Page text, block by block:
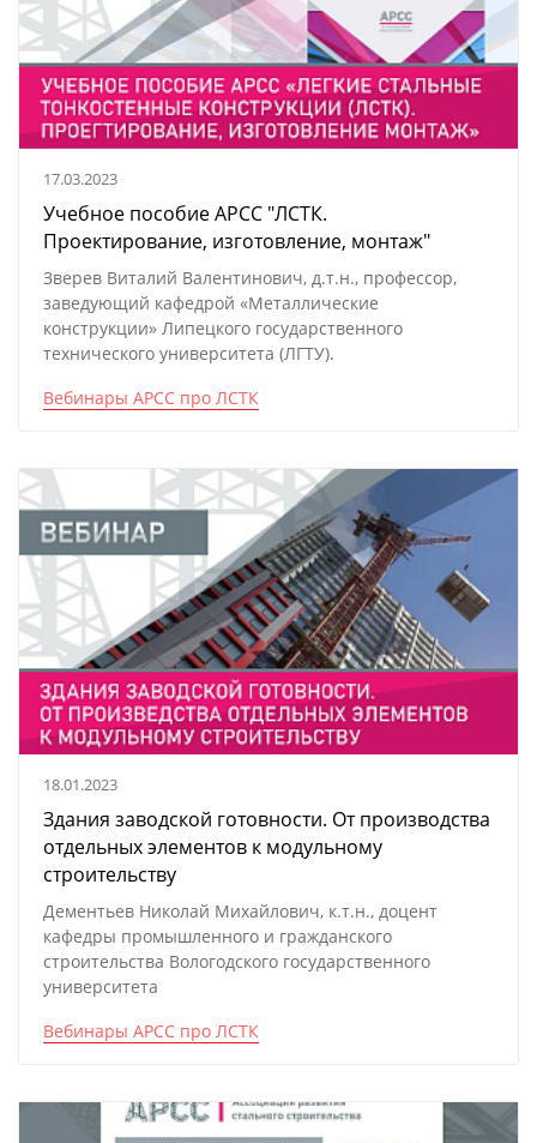
17.03.2023
Учебное пособие АРСС "ЛСТК.
Проектирование, изготовление, монтаж"
Зверев Виталий Валентинович, д.т.н., профессор,
заведующий кафедрой «Металлические
конструкции» Липецкого государственного
технического университета (ЛГТУ). ​​​​​​​
Вебинары АРСС про ЛСТК
18.01.2023
Здания заводской готовности. От производства
отдельных элементов к модульному
строительству
Дементьев Николай Михайлович, к.т.н., доцент
кафедры промышленного и гражданского
строительства Вологодского государственного
университета
Вебинары АРСС про ЛСТК